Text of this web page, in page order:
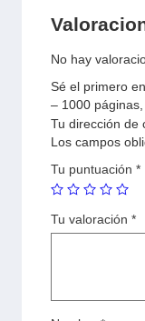
No hay
Sé el primero
– 1000 páginas,
Tu dirección de
Los campos
Tu puntuación *
Tu valoración *